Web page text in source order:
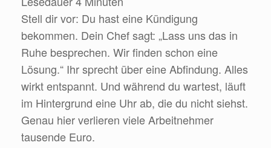
Stell dir vor: Du hast eine Kündigung
bekommen. Dein Chef sagt: „Lass uns das in
Ruhe besprechen. Wir finden schon eine
Lösung.“ Ihr sprecht über eine Abfindung. Alles
wirkt entspannt. Und während du wartest, läuft
im Hintergrund eine Uhr ab, die du nicht siehst.
Genau hier verlieren viele Arbeitnehmer
tausende Euro.